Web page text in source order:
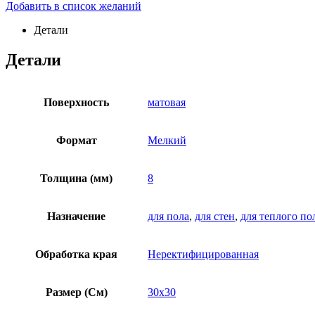
Добавить в список желаний
Детали
Детали
Поверхность матовая
Формат Мелкий
Толщина (мм) 8
Назначение для пола, для стен, для теплого
Обработка края Неректифицированная
Размер (См) 30х30